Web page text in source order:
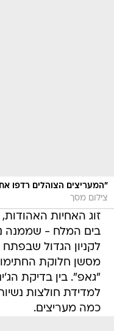
"המעריצים הצוהלים רדפו
צילום מסך
זוג האחיות
בים המלח - שממנה
לקניון הגדול שבפתח
מסשן חלוקת
"גאפ". בין בדיקת
למדידת חולצות
כמה מעריצים.